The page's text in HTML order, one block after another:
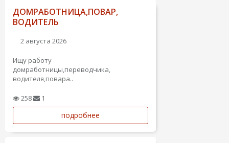
ДОМРАБОТНИЦА,ПОВАР,
ВОДИТЕЛЬ
2 августа 2026
Ищу работу
домработницы,переводчика,
водителя,повара..
258 1
подробнее